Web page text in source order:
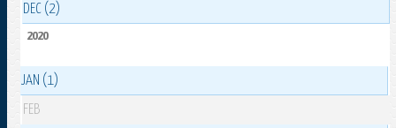
DEC (2)
2020
JAN (1)
FEB